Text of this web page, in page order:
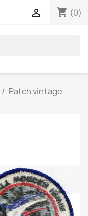
shopping_cart (0)

Patch vintage